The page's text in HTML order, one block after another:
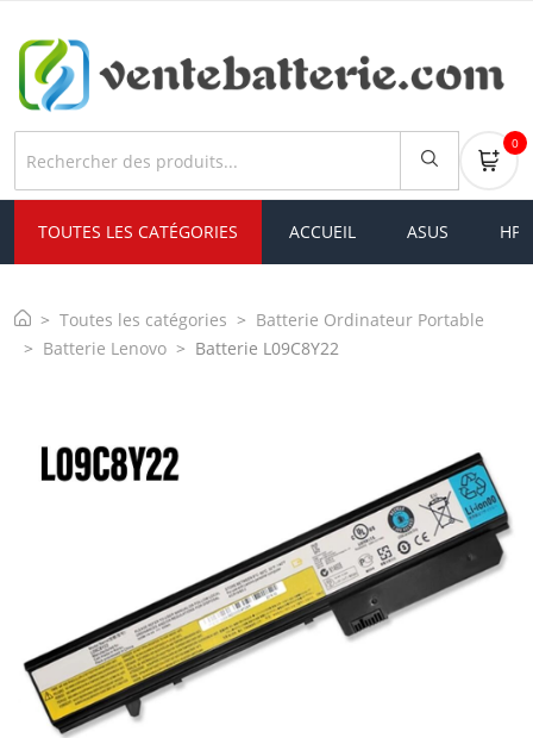
0
TOUTES LES CATÉGORIES ACCUEIL ASUS HP
Toutes les catégories
Batterie Ordinateur Portable
Batterie Lenovo
Batterie L09C8Y22